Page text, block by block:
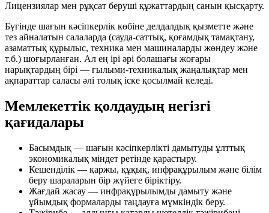
Лицензиялар мен рұқсат беруші құжаттардың санын қысқарту.
Бүгінде шағын кәсіпкерлік көбіне делдалдық қызметте және
тез айналатын салаларда (сауда-саттық, қоғамдық тамақтану,
азаматтық құрылыс, техника мен машиналарды жөндеу және
т.б.) шоғырланған. Ал ең ірі әрі болашағы жоғары
нарықтардың бірі — ғылыми-техникалық жаңалықтар мен
ақпараттар саласы әлі толық іске қосылмай келеді.
Мемлекеттік қолдаудың негізгі
қағидалары
Басымдық — шағын кәсіпкерлікті дамытуды ұлттық
экономикалық міндет ретінде қарастыру.
Кешенділік — қаржы, құқық, инфрақұрылым және білім
беру шараларын бір жүйеге біріктіру.
Жағдай жасау — инфрақұрылымды дамыту және
ұйымдық формаларды таңдауға мүмкіндік беру.